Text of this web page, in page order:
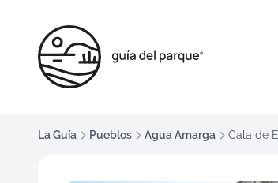
La Guía Pueblos Agua Amarga Cala de